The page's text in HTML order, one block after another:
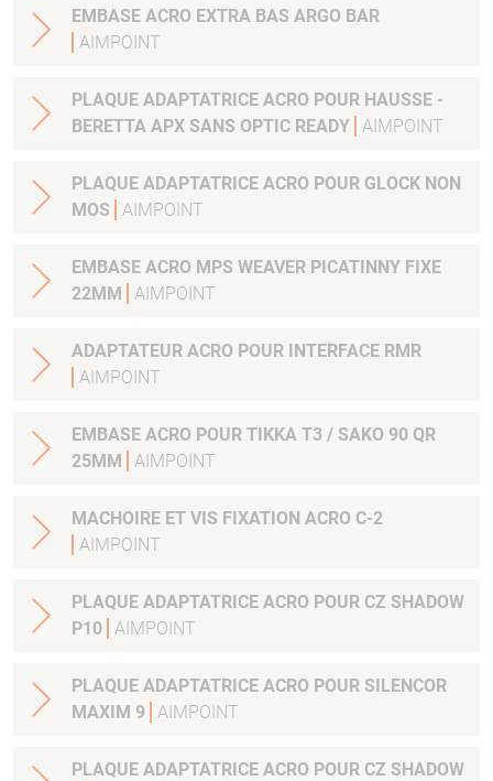
EMBASE ACRO EXTRA BAS ARGO BAR
AIMPOINT
PLAQUE ADAPTATRICE ACRO POUR HAUSSE -
BERETTA APX SANS OPTIC READY AIMPOINT
PLAQUE ADAPTATRICE ACRO POUR GLOCK NON
MOS
AIMPOINT
EMBASE ACRO MPS WEAVER PICATINNY FIXE
22MM
AIMPOINT
ADAPTATEUR ACRO POUR INTERFACE RMR
AIMPOINT
EMBASE ACRO POUR TIKKA T3 / SAKO 90 QR
25MM
AIMPOINT
MACHOIRE ET VIS FIXATION ACRO C-2
AIMPOINT
PLAQUE ADAPTATRICE ACRO POUR CZ SHADOW
P10 AIMPOINT
PLAQUE ADAPTATRICE ACRO POUR SILENCOR
MAXIM 9
AIMPOINT
PLAQUE ADAPTATRICE ACRO POUR CZ SHADOW